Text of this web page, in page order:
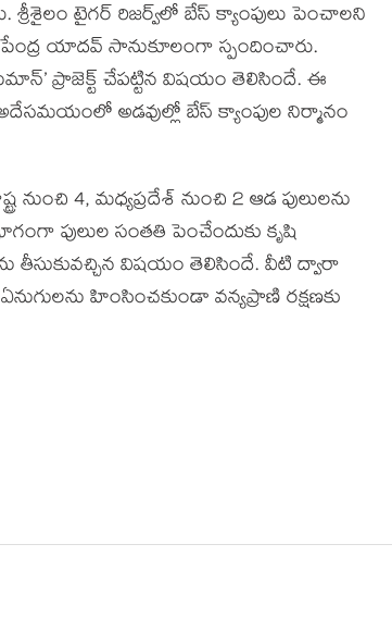
శ్రీశైలం టైగర్ రిజర్వ్‌లో బేస్ క్యాంపులు పెంచాలని
యాదవ్ సానుకూలంగా స్పందించారు.
ప్రాజెక్ట్ చేప‌ట్టిన విష‌యం తెలిసిందే. ఈ
అడ‌వుల్లో బేస్ క్యాంపుల నిర్మానం
4, మధ్యప్రదేశ్ నుంచి 2 ఆడ పులుల‌ను
పులుల సంత‌తి పెంచేందుకు కృషి
తీసుకువ‌చ్చిన విష‌యం తెలిసిందే. వీటి ద్వారా
హింసించ‌కుండా వ‌న్య‌ప్రాణి ర‌క్ష‌ణ‌కు